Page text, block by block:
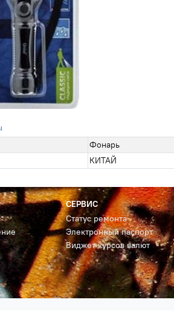
Фонарь
КИТАЙ
СЕРВИС
Статус ремонта
Электронный паспорт
Виджет курсов валют